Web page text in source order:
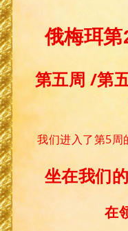
俄梅珥第
第五周 /第
我们进入了第5周
坐在我们
在